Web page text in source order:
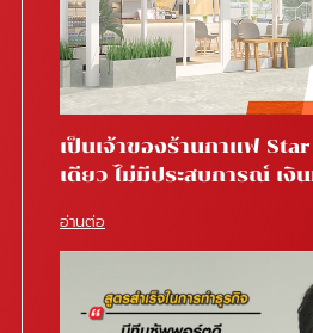
เป็นเจ้าของร้านกาแฟ
เดียว ไม่มีประสบการณ์ เงิ
อ่านต่อ